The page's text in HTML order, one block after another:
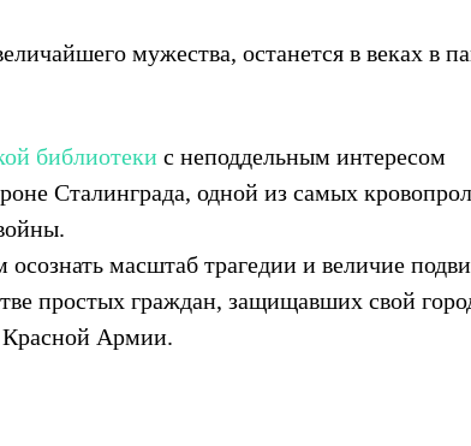
мужества, останется в веках в
библиотеки с неподдельным интересом
Сталинграда, одной из самых
масштаб трагедии и величие
простых граждан, защищавших свой
Красной Армии.